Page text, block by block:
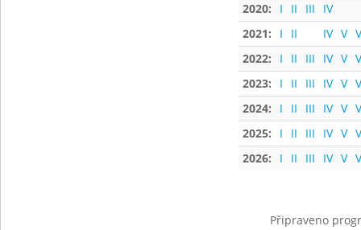
2020:
I II III
IV
2021:
I II IV V
2022:
I II III IV V
2023:
I II III IV V
2024:
I II III IV V
2025:
I II III IV V
2026:
I II III IV V
Připraveno